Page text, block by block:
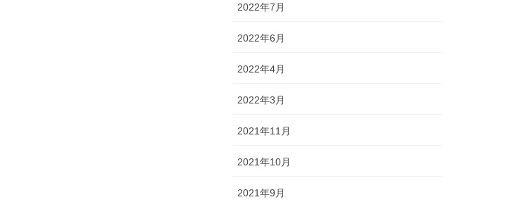
2022年7月
2022年6月
2022年4月
2022年3月
2021年11月
2021年10月
2021年9月